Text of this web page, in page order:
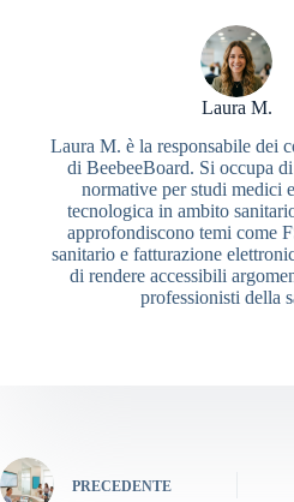
Laura M.
Laura M. è la responsabile dei
di BeebeeBoard. Si occupa
normative per studi medici
tecnologica in ambito
approfondiscono temi come
sanitario e fatturazione
di rendere accessibili
professionisti della
PRECEDENTE